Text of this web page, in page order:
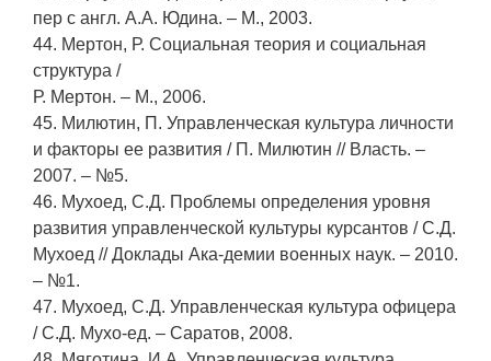
пер с англ. А.А. Юдина. – М., 2003.
44. Мертон, Р. Социальная теория и социальная
структура /
Р. Мертон. – М., 2006.
45. Милютин, П. Управленческая культура личности
и факторы ее развития / П. Милютин // Власть. –
2007. – №5.
46. Мухоед, С.Д. Проблемы определения уровня
развития управленческой культуры курсантов / С.Д.
Мухоед // Доклады Ака-демии военных наук. – 2010.
– №1.
47. Мухоед, С.Д. Управленческая культура офицера
/ С.Д. Мухо-ед. – Саратов, 2008.